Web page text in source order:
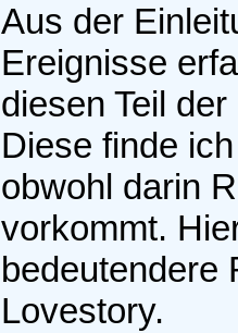
Aus der
Ereignisse
diesen Teil
Diese finde
obwohl darin
vorkommt.
bedeutendere
Lovestory.